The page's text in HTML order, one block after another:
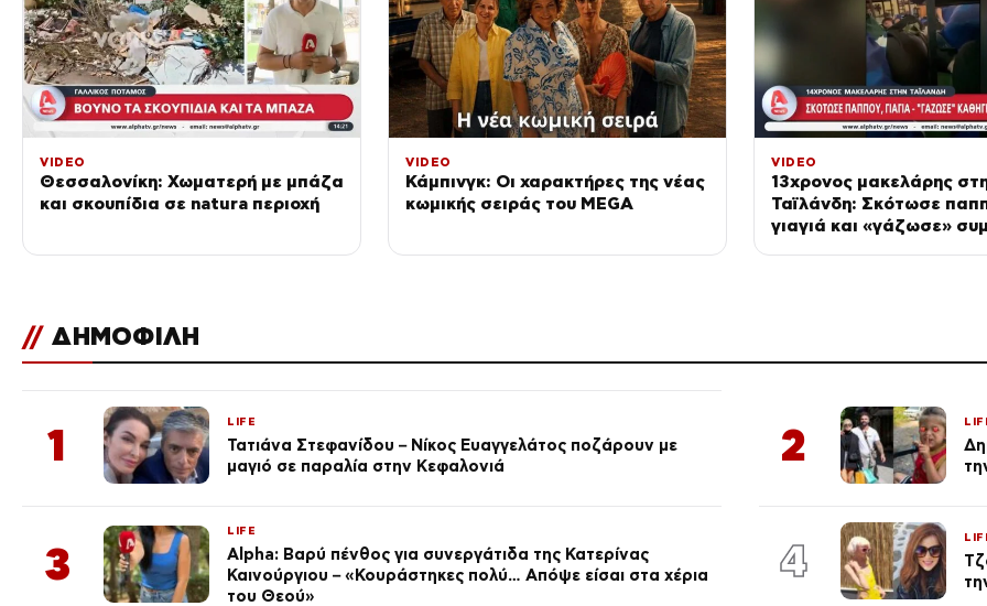
VIDEO
Θεσσαλονίκη: Χωματερή με μπάζα
και σκουπίδια σε natura περιοχή
VIDEO
Κάμπινγκ: Οι χαρακτήρες της νέας
κωμικής σειράς του MEGA
VIDEO
13χρονος μακελάρης
Ταϊλάνδη: Σκότωσε
γιαγιά και «γάζωσε»
// ΔΗΜΟΦΙΛΗ
1 LIFE
Τατιάνα Στεφανίδου – Νίκος Ευαγγελάτος ποζάρουν με
μαγιό σε παραλία στην Κεφαλονιά
2
3
LIFE
Alpha: Βαρύ πένθος για συνεργάτιδα της Κατερίνας
Καινούργιου – «Κουράστηκες πολύ… Απόψε είσαι στα χέρια
του Θεού»
4